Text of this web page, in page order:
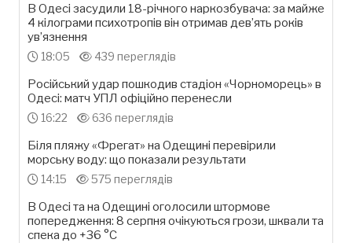
В Одесі засудили 18-річного наркозбувача: за майже
4 кілограми психотропів він отримав дев’ять років
ув’язнення
18:05 439 переглядів
Російський удар пошкодив стадіон «Чорноморець» в
Одесі: матч УПЛ офіційно перенесли
16:22 636 переглядів
Біля пляжу «Фрегат» на Одещині перевірили
морську воду: що показали результати
14:15 575 переглядів
В Одесі та на Одещині оголосили штормове
попередження: 8 серпня очікуються грози, шквали та
спека до +36 °С